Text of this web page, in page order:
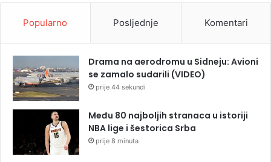
Popularno Posljednje Komentari
Drama na aerodromu u Sidneju: Avioni
se zamalo sudarili (VIDEO)
prije 44 sekundi
Među 80 najboljih stranaca u istoriji
NBA lige i šestorica Srba
prije 8 minuta